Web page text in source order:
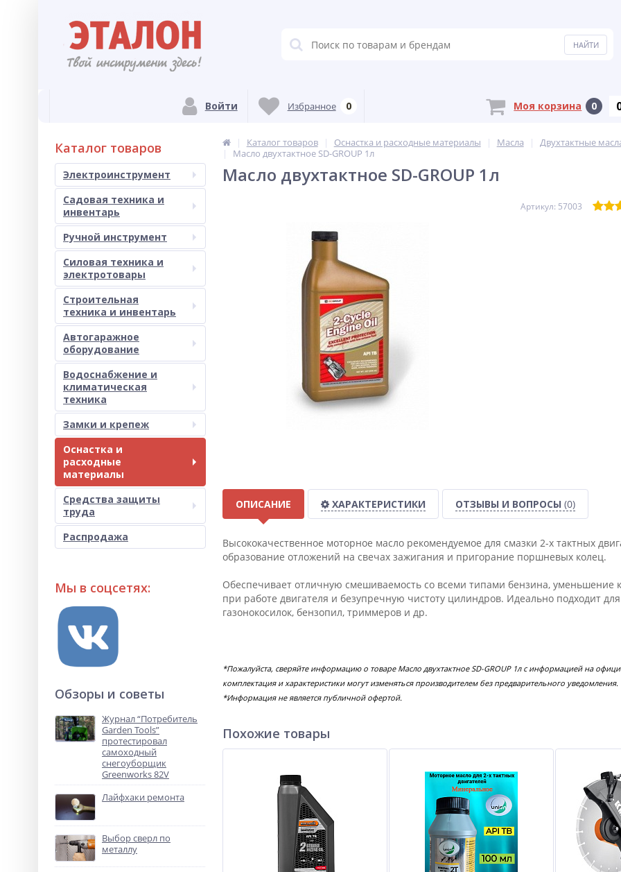
Войти Избранное 0 Моя корзина 0
Каталог товаров
Электроинструмент
Садовая техника и
инвентарь
Ручной инструмент
Силовая техника и
электротовары
Строительная
техника и инвентарь
Автогаражное
оборудование
Водоснабжение и
климатическая
техника
Замки и крепеж
Оснастка и
расходные
материалы
Средства защиты
труда
Распродажа
Мы в соцсетях:
Обзоры и советы
Журнал “Потребитель
Garden Tools”
протестировал
самоходный
снегоуборщик
Greenworks 82V
Лайфхаки ремонта
Выбор сверл по
металлу
Каталог товаров Оснастка и расходные материалы Масла
Двухтактные
Масло двухтактное SD-GROUP 1л
Масло двухтактное SD-GROUP 1л
Артикул: 57003
ОПИСАНИЕ ХАРАКТЕРИСТИКИ ОТЗЫВЫ И ВОПРОСЫ (0)
Высококачественное моторное масло рекомендуемое для смазки 2-х тактных
образование отложений на свечах зажигания и пригорание поршневых колец.
Обеспечивает отличную смешиваемость со всеми типами бензина, уменьшение
при работе двигателя и безупречную чистоту цилиндров. Идеально подходит
газонокосилок, бензопил, триммеров и др.
*Пожалуйста, сверяйте информацию о товаре Масло двухтактное SD-GROUP 1л с информацией на
комплектация и характеристики могут изменяться производителем без предварительного уведомления.
*Информация не является публичной офертой.
Похожие товары